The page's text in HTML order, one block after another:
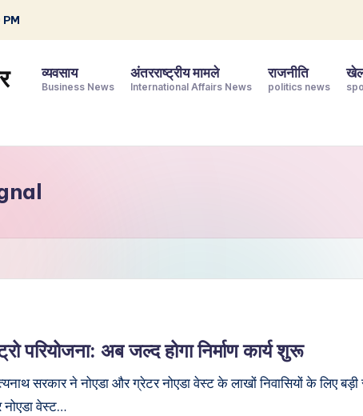
व्यवसाय
Business News
अंतरराष्ट्रीय मामले
International Affairs News
राजनीति
politics news
परियोजना: अब जल्द होगा निर्माण कार्य शुरू
सरकार ने नोएडा और ग्रेटर नोएडा वेस्ट के लाखों निवासियों के लिए बड़ी
वेस्ट…